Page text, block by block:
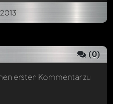
(0)
ersten Kommentar zu